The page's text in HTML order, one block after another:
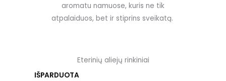
aromatu namuose, kuris ne tik
atpalaiduos, bet ir stiprins sveikatą.
Eterinių aliejų rinkiniai
IŠPARDUOTA